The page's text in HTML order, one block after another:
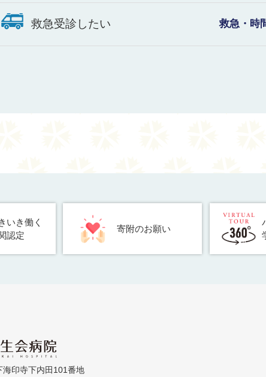
救急受診したい 救急・時
いき働く
認定
寄附のお願い
印寺下内田101番地